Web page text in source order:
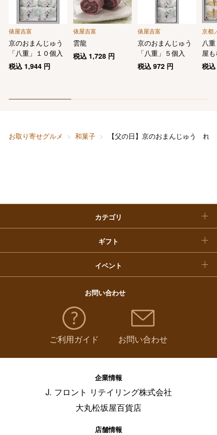
俵屋吉富
京のおまんじゅう
「八重」１０個入
税込 1,944円
俵屋吉富
雲龍
税込 1,728 円
俵屋吉富
京のおまんじゅう
「八重」５個入
税込972 円
京都
八
屋
税
お取り寄せグルメ 和菓子 【父の日】京のおまんじゅう れ
カテゴリ
フード＆スイーツ
ビューティー
ギフト
大丸・松坂屋のギフト
快気祝い
イベント
ホワイトデー
お中元
福袋
お問い合わせ
ご利用ガイド お問い合わせ
企業情報
J. フロント リテイリング株式会社
大丸松坂屋百貨店
店舗情報